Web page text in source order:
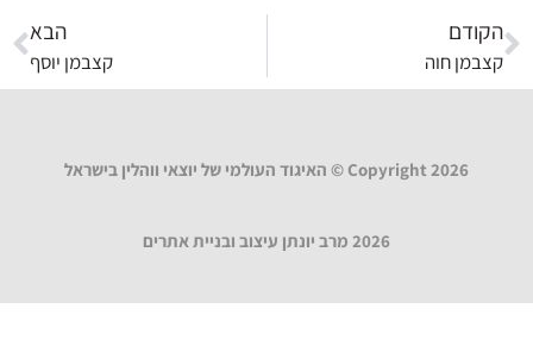
הקודם
קצבמן חוה
הבא
קצבמן יוסף
Copyright 2026 © האיגוד העולמי של יוצאי ווהלין בישראל
2026 מרב יונתן עיצוב ובניית אתרים